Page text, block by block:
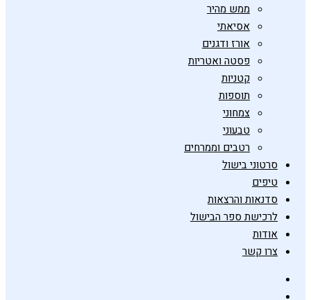
ממש מהיר
אסיאתי
אורז ודגנים
פסטה ואטריות
קטניות
תוספות
צמחוני
טבעוני
רטבים וממרחים
סרטוני בישול
טיפים
סדנאות והרצאות
לרכישת ספר הבישול
אודות
צרו קשר